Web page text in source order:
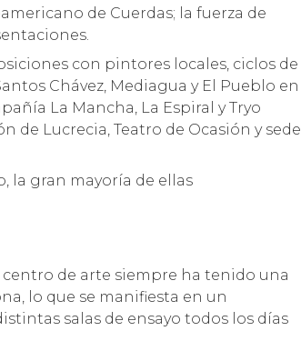
de Cuerdas; la fuerza de
con pintores locales, ciclos de
Chávez, Mediagua y El Pueblo en
La Mancha, La Espiral y Tryo
de Lucrecia, Teatro de Ocasión y sede
la gran mayoría de ellas
centro de arte siempre ha tenido una
lo que se manifiesta en un
salas de ensayo todos los días